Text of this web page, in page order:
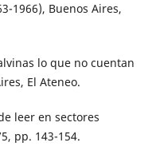
1966), Buenos Aires,
lo que no cuentan
El Ateneo.
leer en sectores
pp. 143-154.